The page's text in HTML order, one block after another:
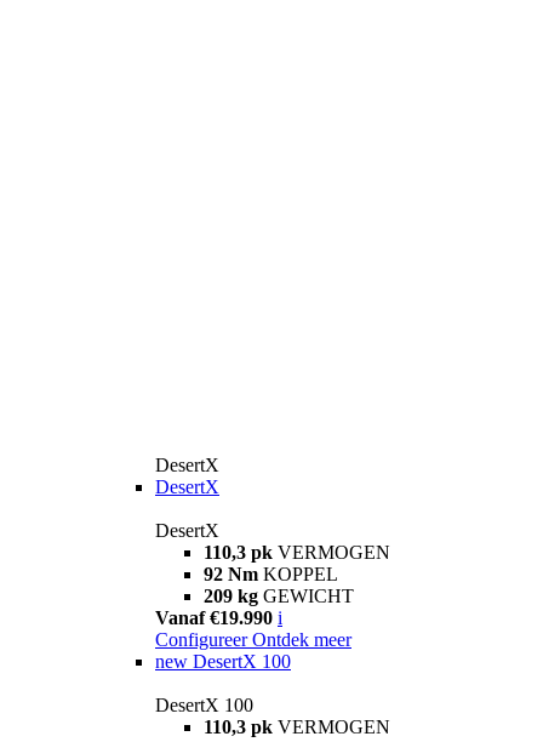
DesertX
DesertX
DesertX
110,3 pk VERMOGEN
92 Nm KOPPEL
209 kg GEWICHT
Vanaf €19.990 i
Configureer Ontdek meer
new DesertX 100
DesertX 100
110,3 pk VERMOGEN